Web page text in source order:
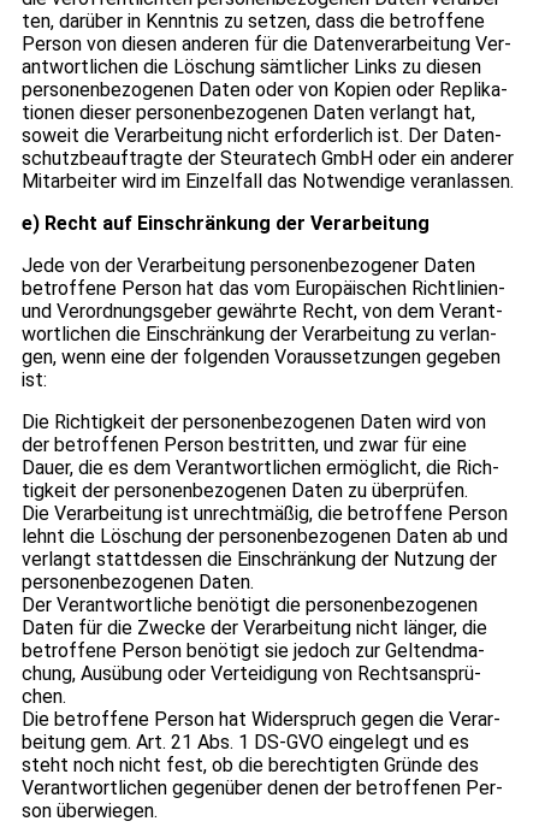
ten, dar­über in Kennt­nis zu set­zen, dass die betrof­fene
Per­son von die­sen ande­ren für die Daten­ver­ar­bei­tung Ver­
ant­wort­li­chen die Löschung sämt­li­cher Links zu die­sen
per­so­nen­be­zo­ge­nen Daten oder von Kopien oder Repli­ka­
tio­nen die­ser per­so­nen­be­zo­ge­nen Daten ver­langt hat,
soweit die Ver­ar­bei­tung nicht erfor­der­lich ist. Der Daten­
schutz­be­auf­tragte der Steu­ra­tech GmbH oder ein ande­rer
Mit­ar­bei­ter wird im Ein­zel­fall das Not­wen­dige ver­an­las­sen.
e) Recht auf Ein­schrän­kung der Ver­ar­bei­tung
Jede von der Ver­ar­bei­tung per­so­nen­be­zo­ge­ner Daten
betrof­fene Per­son hat das vom Euro­päi­schen Richt­li­nien-
und Ver­ord­nungs­ge­ber gewährte Recht, von dem Ver­ant­
wort­li­chen die Ein­schrän­kung der Ver­ar­bei­tung zu ver­lan­
gen, wenn eine der fol­gen­den Vor­aus­set­zun­gen gege­ben
ist:
Die Rich­tig­keit der per­so­nen­be­zo­ge­nen Daten wird von
der betrof­fe­nen Per­son bestrit­ten, und zwar für eine
Dauer, die es dem Ver­ant­wort­li­chen ermög­licht, die Rich­
tig­keit der per­so­nen­be­zo­ge­nen Daten zu über­prü­fen.
Die Ver­ar­bei­tung ist unrecht­mä­ßig, die betrof­fene Per­son
lehnt die Löschung der per­so­nen­be­zo­ge­nen Daten ab und
ver­langt statt­des­sen die Ein­schrän­kung der Nut­zung der
per­so­nen­be­zo­ge­nen Daten.
Der Ver­ant­wort­li­che benö­tigt die per­so­nen­be­zo­ge­nen
Daten für die Zwe­cke der Ver­ar­bei­tung nicht län­ger, die
betrof­fene Per­son benö­tigt sie jedoch zur Gel­tend­ma­
chung, Aus­übung oder Ver­tei­di­gung von Rechts­an­sprü­
chen.
Die betrof­fene Per­son hat Wider­spruch gegen die Ver­ar­
bei­tung gem. Art. 21 Abs. 1 DS-GVO ein­ge­legt und es
steht noch nicht fest, ob die berech­tig­ten Gründe des
Ver­ant­wort­li­chen gegen­über denen der betrof­fe­nen Per­
son über­wie­gen.